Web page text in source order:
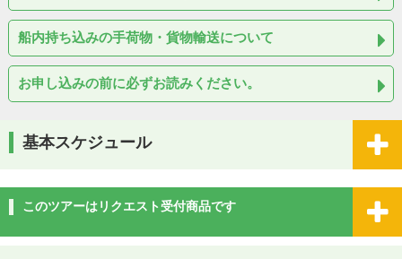
船内持ち込みの手荷物・貨物輸送について
お申し込みの前に必ずお読みください。
基本スケジュール
このツアーはリクエスト受付商品です